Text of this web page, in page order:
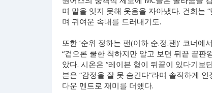
며 말을 잇지 못해 웃음을 자아냈다. 건희는
며 귀여운 속내를 드러내기도.
또한 ‘순위 정하는 팬(이하 순.정.팬)’ 코너에
“겉으론 쿨한 척하지만 알고 보면 뒤끝 끝판
았다. 시온은 “레이븐 형이 뒤끝이 있다기보
븐은 “감정을 잘 못 숨긴다”라며 솔직하게
다운 멘트로 재미를 더했다.